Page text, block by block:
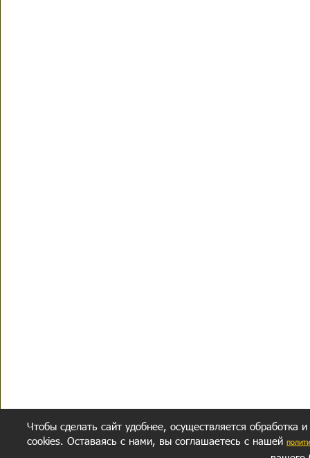
Чтобы сделать сайт удобнее, осуществляется обработка
cookies. Оставаясь с нами, вы соглашаетесь с нашей